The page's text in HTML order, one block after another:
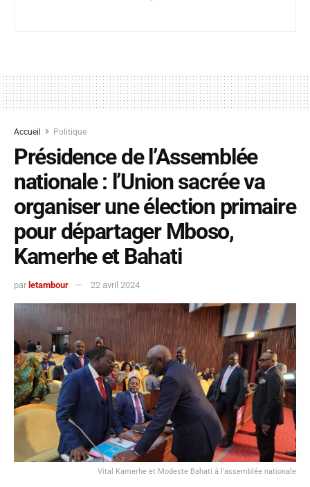
Accueil Politique
Présidence de l’Assemblée
nationale : l’Union sacrée va
organiser une élection primaire
pour départager Mboso,
Kamerhe et Bahati
par letambour 22 avril 2024
Vital Kamerhe et Modeste Bahati à l'assemblée nationale